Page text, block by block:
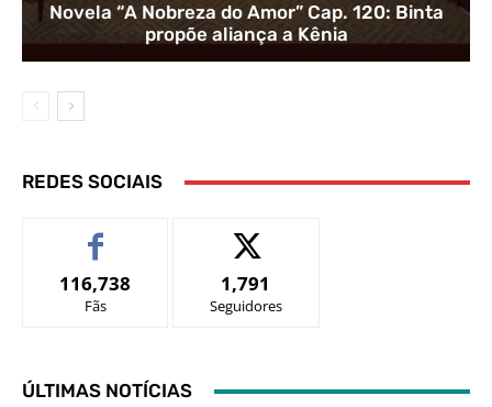
Novela “A Nobreza do Amor” Cap. 120: Binta
propõe aliança a Kênia
REDES SOCIAIS
116,738
Fãs
1,791
Seguidores
ÚLTIMAS NOTÍCIAS